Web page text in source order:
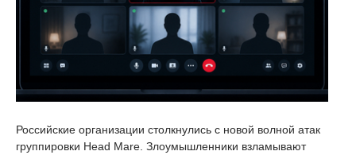
Российские организации столкнулись с новой волной атак
группировки Head Mare. Злоумышленники взламывают